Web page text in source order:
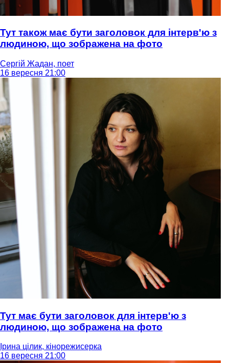
Тут також має бути заголовок для інтерв'ю з
людиною, що зображена на фото
Сергій Жадан, поет
16 вересня 21:00
Тут має бути заголовок для інтерв'ю з
людиною, що зображена на фото
Ірина цілик, кінорежисерка
16 вересня 21:00